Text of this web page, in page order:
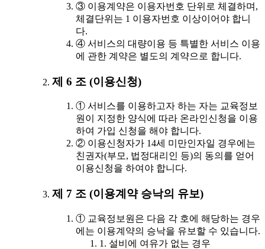
③ 이용계약은 이용자번호 단위로 체결하며,
체결단위는 1 이용자번호 이상이어야 합니
다.
④ 서비스의 대량이용 등 특별한 서비스 이용
에 관한 계약은 별도의 계약으로 합니다.
제 6 조 (이용신청)
① 서비스를 이용하고자 하는 자는 교육정보
원이 지정한 양식에 따라 온라인신청을 이용
하여 가입 신청을 해야 합니다.
② 이용신청자가 14세 미만인자일 경우에는
친권자(부모, 법정대리인 등)의 동의를 얻어
이용신청을 하여야 합니다.
제 7 조 (이용계약 승낙의 유보)
① 교육정보원은 다음 각 호에 해당하는 경우
에는 이용계약의 승낙을 유보할 수 있습니다.
1. 설비에 여유가 없는 경우